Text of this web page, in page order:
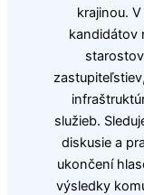
krajinou.
kandidátov
služieb.
diskusie a
ukončení
výsledky